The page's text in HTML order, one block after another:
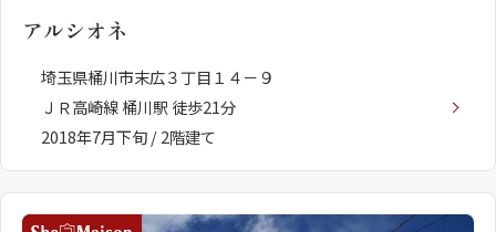
アルシオネ
埼玉県桶川市末広３丁目１４－９
ＪＲ高崎線 桶川駅 徒歩21分
2018年7月下旬 / 2階建て